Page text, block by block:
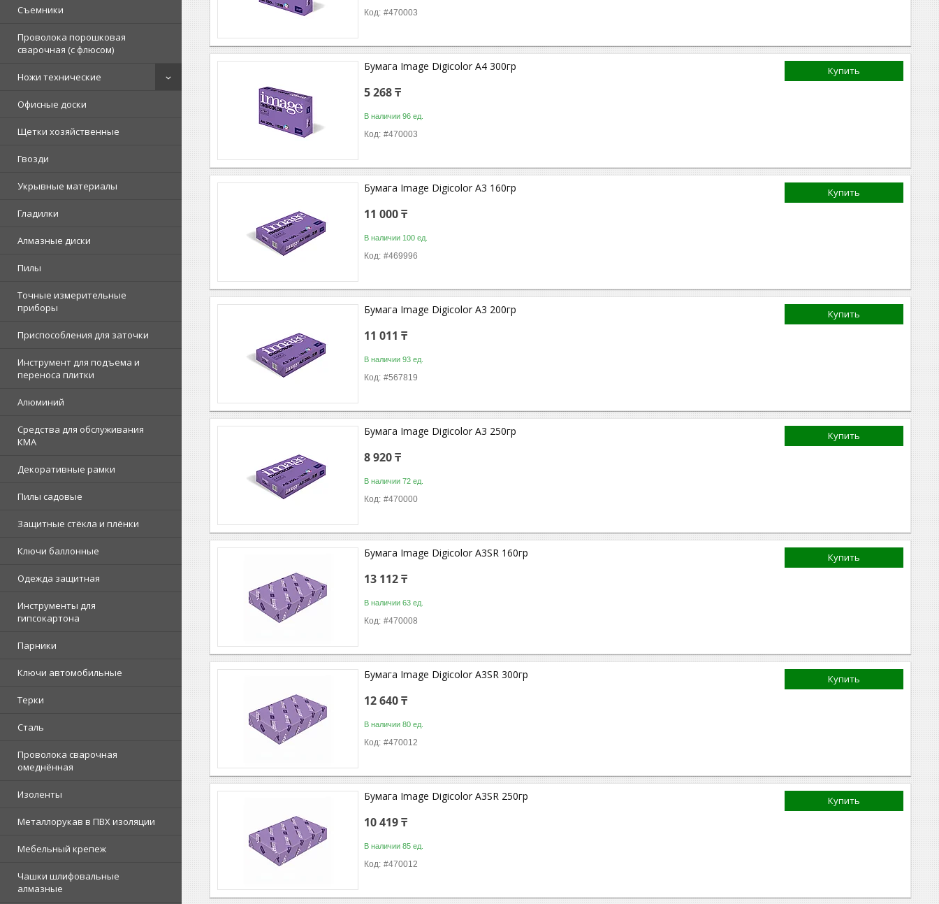
Съемники
Проволока порошковая
сварочная (с флюсом)
Ножи технические
Офисные доски
Щетки хозяйственные
Гвозди
Укрывные материалы
Гладилки
Алмазные диски
Пилы
Точные измерительные
приборы
Приспособления для заточки
Инструмент для подъема и
переноса плитки
Алюминий
Средства для обслуживания
КМА
Декоративные рамки
Пилы садовые
Защитные стёкла и плёнки
Ключи баллонные
Одежда защитная
Инструменты для
гипсокартона
Парники
Ключи автомобильные
Терки
Сталь
Проволока сварочная
омеднённая
Изоленты
Металлорукав в ПВХ изоляции
Мебельный крепеж
Чашки шлифовальные
алмазные
#470003
Купить
Бумага Image Digicolor A4 300гр
5 268 ₸
В наличии 96 ед.
#470003
Купить
Бумага Image Digicolor A3 160гр
11 000 ₸
В наличии 100 ед.
#469996
Купить
Бумага Image Digicolor A3 200гр
11 011 ₸
В наличии 93 ед.
#567819
Купить
Бумага Image Digicolor A3 250гр
8 920 ₸
В наличии 72 ед.
#470000
Купить
Бумага Image Digicolor A3SR 160гр
13 112 ₸
В наличии 63 ед.
#470008
Купить
Бумага Image Digicolor A3SR 300гр
12 640 ₸
В наличии 80 ед.
#470012
Купить
Бумага Image Digicolor A3SR 250гр
10 419 ₸
В наличии 85 ед.
#470012